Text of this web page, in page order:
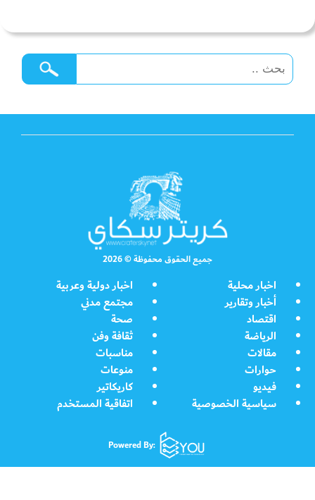
جميع الحقوق محفوظة © 2026
اخبار محلية
اخبار دولية وعربية
أخبار وتقارير
مجتمع مدني
اقتصاد
صحة
الرياضة
ثقافة وفن
مقالات
مناسبات
حوارات
منوعات
فيديو
كاريكاتير
سياسية الخصوصية
اتفاقية المستخدم
Powered By: